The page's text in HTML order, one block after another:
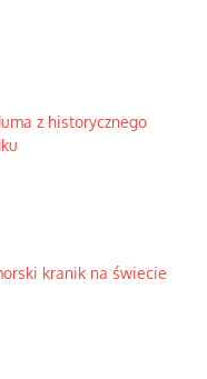
z historycznego
kranik na świecie